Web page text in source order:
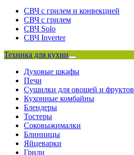
СВЧ с грилем и конвекцией
СВЧ с грилем
СВЧ Solo
СВЧ Inverter
Техника для кухни
Духовые шкафы
Печи
Сушилки для овощей и фруктов
Кухонные комбайны
Блендеры
Тостеры
Соковыжималки
Блинницы
Яйцеварки
Грили